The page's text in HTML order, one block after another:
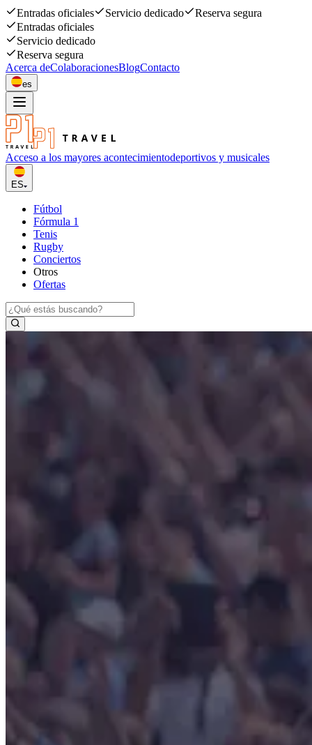
Entradas oficiales Servicio dedicado
Reserva segura
Entradas oficiales
Servicio dedicado
Reserva segura
Acerca deColaboracionesBlogContacto
es
Acceso a los mayores acontecimientodeportivos y musicales
ES
Fútbol
Fórmula 1
Tenis
Rugby
Conciertos
Otros
Ofertas